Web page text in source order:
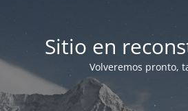
Sitio en
Volveremos pronto,